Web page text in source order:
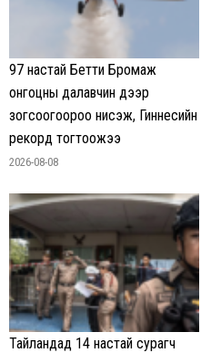
97 настай Бетти Бромаж
онгоцны далавчин дээр
зогсоогоороо нисэж, Гиннесийн
рекорд тогтоожээ
2026-08-08
Тайландад 14 настай сурагч